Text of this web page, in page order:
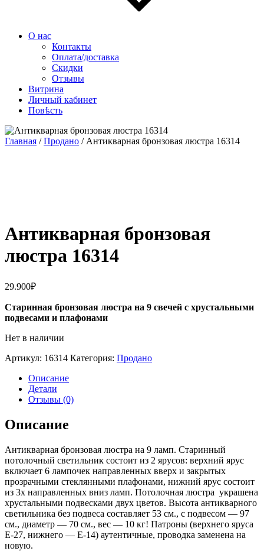
О нас
Контакты
Оплата/доставка
Скидки
Отзывы
Витрина
Личный кабинет
Повѣсть
Главная /Продано / Антикварная бронзовая люстра 16314
Антикварная бронзовая
люстра 16314
29.900₽
Старинная бронзовая люстра на 9 свечей с хрустальными
подвесами и плафонами
Нет в наличии
Артикул: 16314 Категория: Продано
Описание
Детали
Отзывы (0)
Описание
Антикварная бронзовая люстра на 9 ламп. Старинный
потолочный светильник состоит из 2 ярусов: верхний ярус
включает 6 лампочек направленных вверх и закрытых
прозрачными стеклянными плафонами, нижний ярус состоит
из 3х направленных вниз ламп. Потолочная люстра украшена
хрустальными подвесками двух цветов. Высота антикварного
светильника без подвеса составляет 53 см., с подвесом — 97
см., диаметр — 70 см., вес — 10 кг! Патроны (верхнего яруса
Е-27, нижнего — Е-14) аутентичные, проводка заменена на
новую.